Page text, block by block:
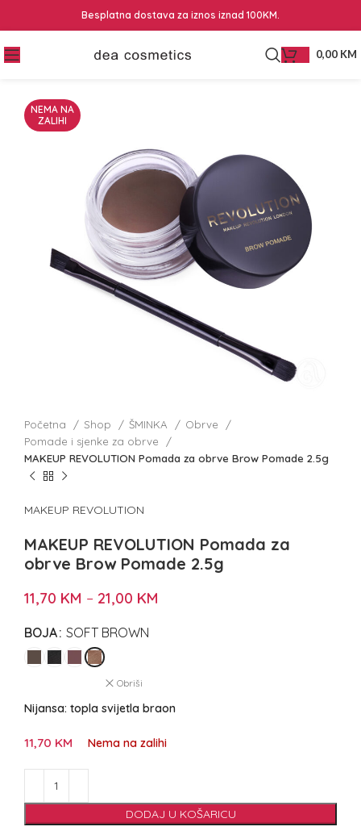
Besplatna dostava za iznos iznad 100KM.
0,00 KM
NEMA NA
ZALIHI
Početna Shop ŠMINKA
Obrve
Pomade i sjenke za obrve
MAKEUP REVOLUTION Pomada za obrve Brow Pomade 2.5g
MAKEUP REVOLUTION
MAKEUP REVOLUTION Pomada za
obrve Brow Pomade 2.5g
11,70 KM – 21,00 KM
BOJA SOFT BROWN
Obriši
Nijansa: topla svijetla braon
11,70 KM Nema na zalihi
DODAJ U KOŠARICU